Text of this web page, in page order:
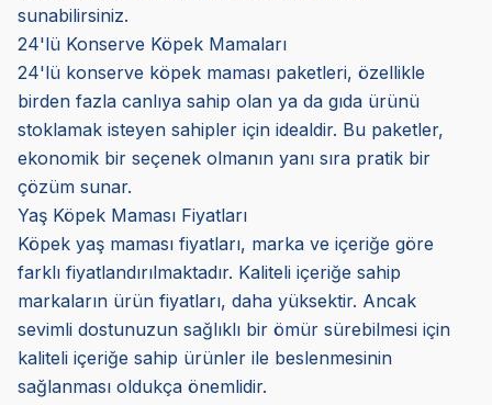
sunabilirsiniz.
24'lü Konserve Köpek Mamaları
24'lü konserve köpek maması paketleri, özellikle
birden fazla canlıya sahip olan ya da gıda ürünü
stoklamak isteyen sahipler için idealdir. Bu paketler,
ekonomik bir seçenek olmanın yanı sıra pratik bir
çözüm sunar.
Yaş Köpek Maması Fiyatları
Köpek yaş maması fiyatları, marka ve içeriğe göre
farklı fiyatlandırılmaktadır. Kaliteli içeriğe sahip
markaların ürün fiyatları, daha yüksektir. Ancak
sevimli dostunuzun sağlıklı bir ömür sürebilmesi için
kaliteli içeriğe sahip ürünler ile beslenmesinin
sağlanması oldukça önemlidir.